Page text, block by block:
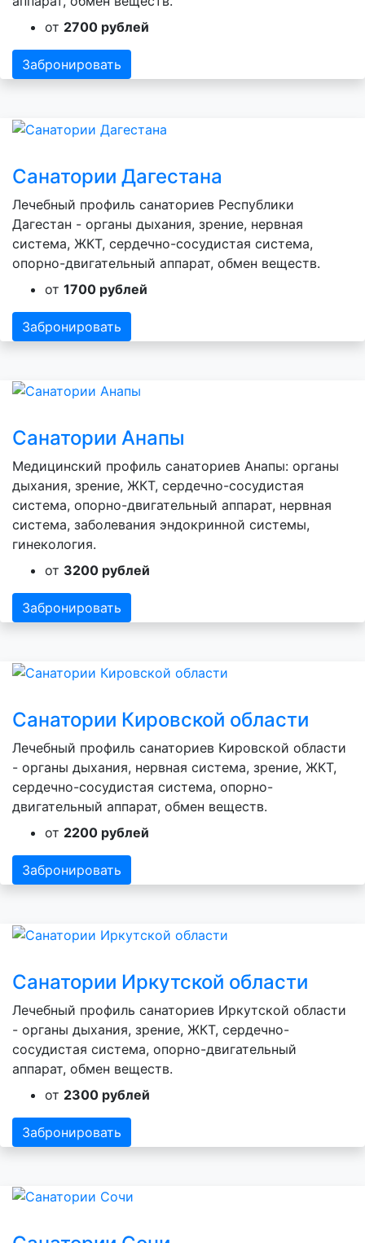
от 2700 рублей
Забронировать
Санатории Дагестана
Лечебный профиль санаториев Республики
Дагестан - органы дыхания, зрение, нервная
система, ЖКТ, сердечно-сосудистая система,
опорно-двигательный аппарат, обмен веществ.
от 1700 рублей
Забронировать
Санатории Анапы
Медицинский профиль санаториев Анапы: органы
дыхания, зрение, ЖКТ, сердечно-сосудистая
система, опорно-двигательный аппарат, нервная
система, заболевания эндокринной системы,
гинекология.
от 3200 рублей
Забронировать
Санатории Кировской области
Лечебный профиль санаториев Кировской области
- органы дыхания, нервная система, зрение, ЖКТ,
сердечно-сосудистая система, опорно-
двигательный аппарат, обмен веществ.
от 2200 рублей
Забронировать
Санатории Иркутской области
Лечебный профиль санаториев Иркутской области
- органы дыхания, зрение, ЖКТ, сердечно-
сосудистая система, опорно-двигательный
аппарат, обмен веществ.
от 2300 рублей
Забронировать